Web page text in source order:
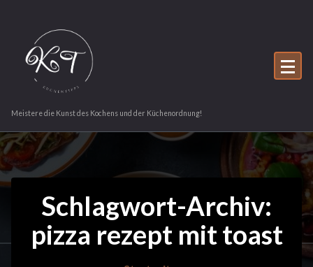
springen
Meistere die Kunst des Kochens und der Küchenordnung!
Schlagwort-Archiv:
pizza rezept mit toast